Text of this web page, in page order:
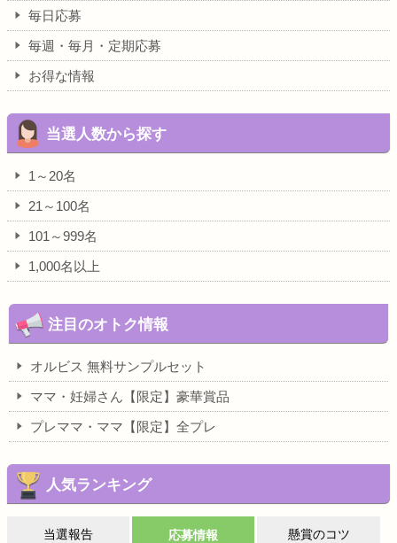
毎日応募
毎週・毎月・定期応募
お得な情報
当選人数から探す
1～20名
21～100名
101～999名
1,000名以上
注目のオトク情報
オルビス 無料サンプルセット
ママ・妊婦さん【限定】豪華賞品
プレママ・ママ【限定】全プレ
人気ランキング
当選報告 応募情報 懸賞のコツ